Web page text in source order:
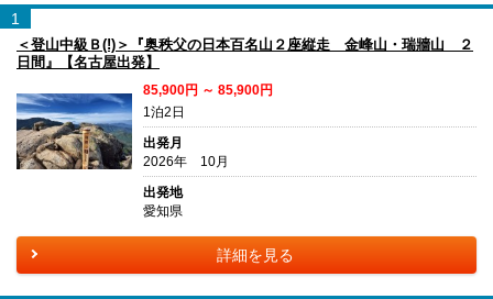
1
＜登山中級Ｂ(!)＞『奥秩父の日本百名山２座縦走 金峰山・瑞牆山 ２
日間』【名古屋出発】
85,900円 ～ 85,900円
1泊2日
出発月
2026年 10月
出発地
愛知県
詳細を見る